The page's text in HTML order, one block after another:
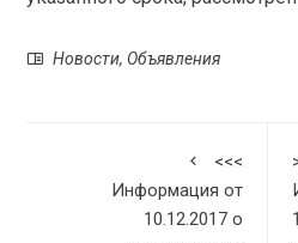
Новости, Объявления
<<<
Информация от
10.12.2017 о